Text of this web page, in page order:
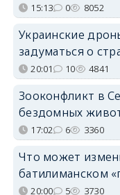
15:13 0 8052
Украинские
задуматься о
20:01 10 4841
Зооконфликт в
бездомных
17:02 6 3360
Что может
батилиманском
20:00 5 3730